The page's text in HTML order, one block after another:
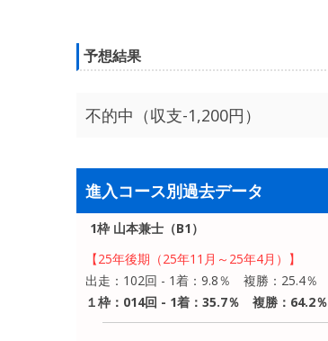
予想結果
不的中（収支-1,200円）
進入コース別過去データ
1枠 山本兼士（B1）
【25年後期（25年11月～25年4月）】
出走：102回 - 1着：9.8％ 複勝：25.4％
１枠：014回 - 1着：35.7％ 複勝：64.2％